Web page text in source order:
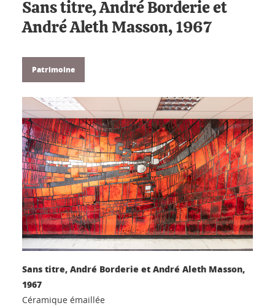
Sans titre, André Borderie et
André Aleth Masson, 1967
Patrimoine
Sans titre, André Borderie et André Aleth Masson,
1967
Céramique émaillée